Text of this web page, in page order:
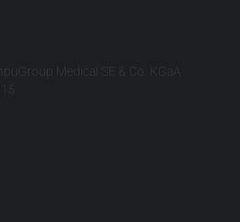
Medical SE & Co. KGaA